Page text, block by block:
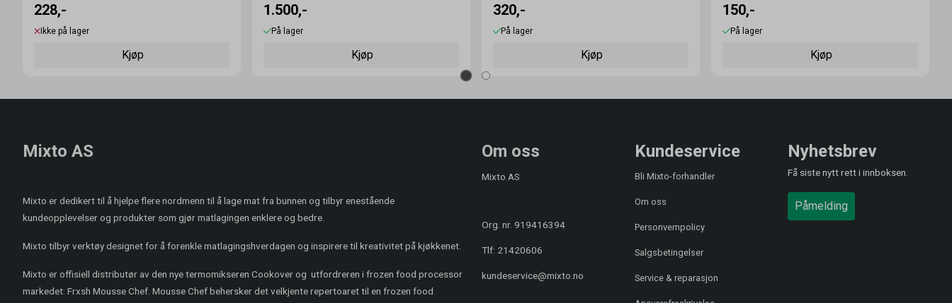
228,-
Ikke på lager
Kjøp
1.500,-
På lager
Kjøp
320,-
På lager
Kjøp
150,-
På lager
Kjøp
Mixto AS
Mixto er dedikert til å hjelpe flere nordmenn til å lage mat fra bunnen og tilbyr enestående
kundeopplevelser og produkter som gjør matlagingen enklere og bedre.
Mixto tilbyr verktøy designet for å forenkle matlagingshverdagen og inspirere til kreativitet på kjøkkenet.
Mixto er offisiell distributør av den nye termomikseren Cookover og utfordreren i frozen food processor
markedet: Frxsh Mousse Chef. Mousse Chef behersker det velkjente repertoaret til en frozen food
Om oss
Mixto AS
Org. nr. 919416394
Tlf: 21420606
kundeservice@mixto.no
Kundeservice
Bli Mixto-forhandler
Om oss
Personvernpolicy
Salgsbetingelser
Service & reparasjon
Nyhetsbrev
Få siste nytt rett i innboksen.
Påmelding